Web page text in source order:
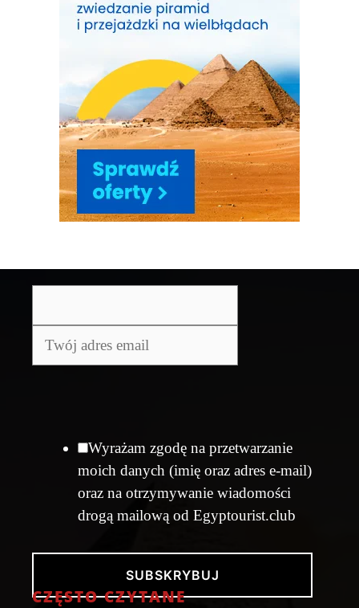
Wyrażam zgodę na przetwarzanie
moich danych (imię oraz adres e-mail)
oraz na otrzymywanie wiadomości
drogą mailową od Egyptourist.club
SUBSKRYBUJ
CZĘSTO CZYTANE